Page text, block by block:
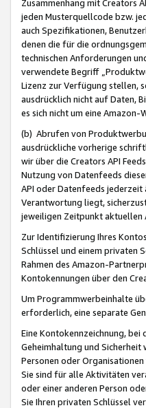
Zusammenhang mit Creators
jeden Musterquellcode bzw.
auch Spezifikationen,
denen die für die
technischen Anforderungen
verwendete Begriff
Lizenz zur Verfügung stellen,
ausdrücklich nicht auf Daten,
es sich nicht um eine Amazon-
(b) Abrufen von
ausdrückliche vorherige
wir über die Creators API
Nutzung von Datenfeeds
API oder Datenfeeds jederzeit
Verantwortung liegt,
jeweiligen Zeitpunkt aktuellen
Zur Identifizierung Ihres
Schlüssel und einem privaten
Rahmen des Amazon-
Kontokennungen über den
Um Programmwerbeinhalte
erforderlich, eine separate
Eine Kontokennzeichnung, bei
Geheimhaltung und
Personen oder
Sie sind für alle Aktivitäten
oder einer anderen Person
Sie Ihren privaten Schlüssel